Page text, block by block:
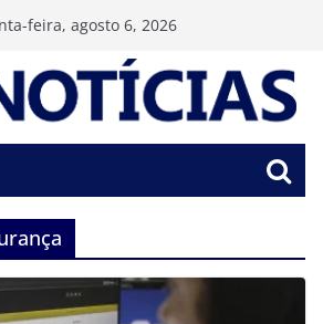
feira, agosto 6, 2026